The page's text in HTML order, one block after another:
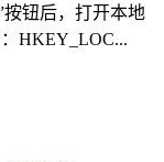
按钮后，打开本地
HKEY_LOC...